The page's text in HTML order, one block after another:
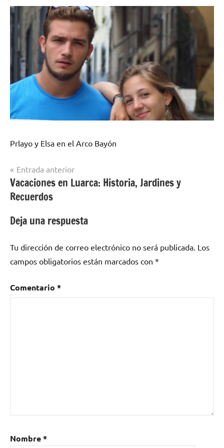
Prlayo y Elsa en el Arco Bayón
Navegación
de
entradas
Entrada anterior
Vacaciones en Luarca: Historia, Jardines y
Recuerdos
Deja una respuesta
Tu dirección de correo electrónico no será publicada. Los
campos obligatorios están marcados con *
Comentario *
Nombre*